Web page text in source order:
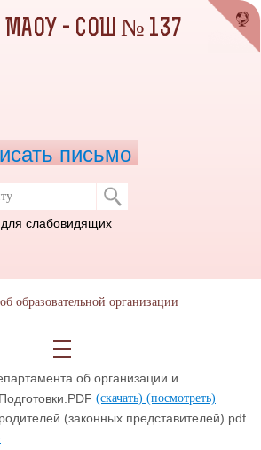
к МЭ ВсОШ
Школы подготовки к муниципальному
об организации и
(скачать) (посмотреть)
(законных представителей).pdf
МАОУ - СОШ № 137
письмо
слабовидящих
образовательной организации